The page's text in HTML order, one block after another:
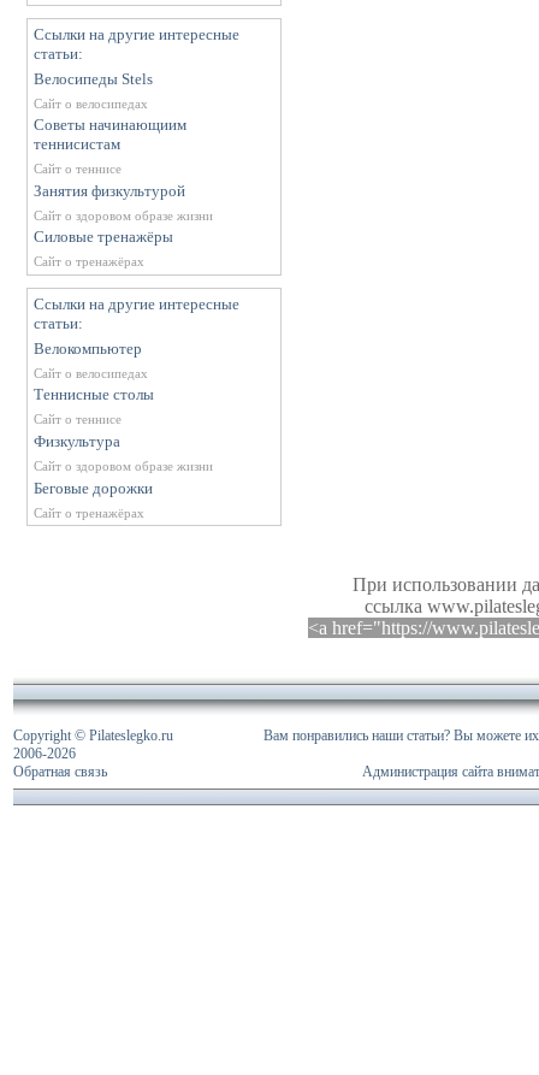
Ссылки на другие интересные
статьи:
Велосипеды Stels
Сайт о велосипедах
Советы начинающиим
теннисистам
Сайт о теннисе
Занятия физкультурой
Сайт о здоровом образе жизни
Силовые тренажёры
Сайт о тренажёрах
Ссылки на другие интересные
статьи:
Велокомпьютер
Сайт о велосипедах
Теннисные столы
Сайт о теннисе
Физкультура
Сайт о здоровом образе жизни
Беговые дорожки
Сайт о тренажёрах
При использовании
ссылка
<a href="https://
Copyright © Pilateslegko.ru
2006-2026
Обратная связь
Вам понравились наши статьи? Вы можете их
Администрация сайта